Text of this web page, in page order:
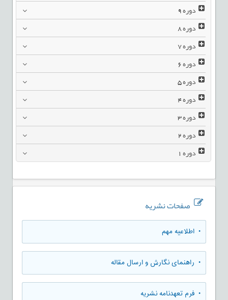
دوره9
دوره8
دوره7
دوره6
دوره5
دوره4
دوره3
دوره2
دوره1
صفحات نشریه
• اطلاعیه مهم
• راهنمای نگارش و ارسال مقاله
• فرم تعهدنامه نشریه